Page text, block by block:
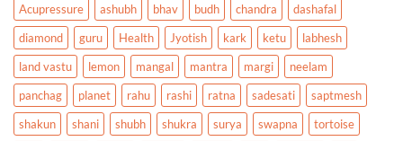
Acupressure ashubh bhav budh chandra
dashafal
diamond
guru Health Jyotish kark ketu
labhesh
land vastu
lemon mangal mantra margi
neelam
panchag
planet rahu rashi ratna sadesati
saptmesh
shakun
shani shubh shukra surya swapna
tortoise